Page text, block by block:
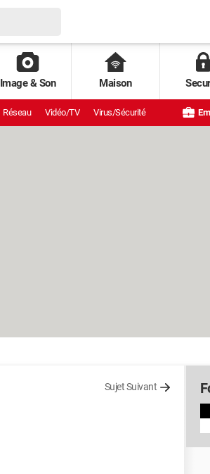
Image & Son Maison
Réseau Vidéo/TV Virus/Sécurité
Sujet Suivant